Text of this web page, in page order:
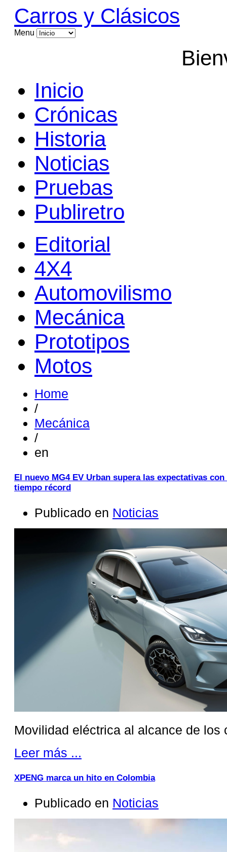
Carros y Clásicos
Menu
Inicio
Crónicas
Historia
Noticias
Pruebas
Publiretro
Editorial
4X4
Automovilismo
Mecánica
Prototipos
Motos
Home
/
Mecánica
/
en
El nuevo MG4 EV Urban supera las expectativas
tiempo récord
Publicado en Noticias
Movilidad eléctrica al alcance de los
Leer más ...
XPENG marca un hito en Colombia
Publicado en Noticias